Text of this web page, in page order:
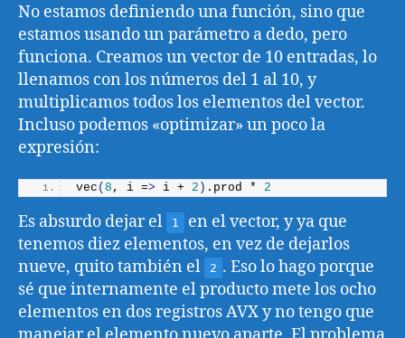
No estamos definiendo una función, sino que
estamos usando un parámetro a dedo, pero
funciona. Creamos un vector de 10 entradas, lo
llenamos con los números del 1 al 10, y
multiplicamos todos los elementos del vector.
Incluso podemos «optimizar» un poco la
expresión:
vec ( 8 , i => i + 2 ) . prod * 2
Es absurdo dejar el 1
en el vector, y ya que
tenemos diez elementos, en vez de dejarlos
nueve, quito también el
2 . Eso lo hago porque
sé que internamente el producto mete los ocho
elementos en dos registros AVX y no tengo que